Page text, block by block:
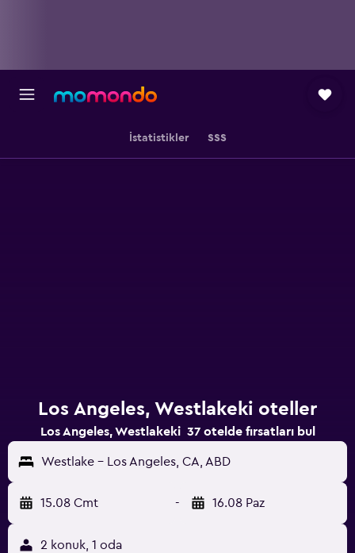
İstatistikler SSS
Los Angeles, Westlakeki oteller
Los Angeles, Westlakeki 37 otelde fırsatları bul
Westlake - Los Angeles, CA, ABD
15.08 Cmt - 16.08 Paz
2 konuk, 1 oda